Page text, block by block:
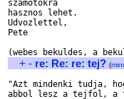
szamotokra
hasznos lehet.
Udvozlettel,
Pete
+ - re: Re: re: tej? (
"Azt mindenki tudja,
abbol lesz a tejfol, a